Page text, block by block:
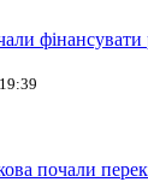
фінансувати
почали